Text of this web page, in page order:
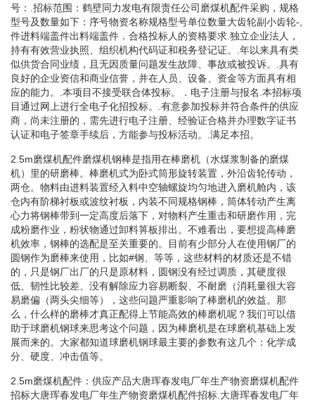
号：.招标范围：鹤壁同力发电有限责任公司磨煤机配件采购，规格
型号及数量如下：序号物资名称规格型号单位数量大齿轮副小齿轮-,
件进料端盖件出料端盖件．合格投标人的资格要求.独立企业法人，
持有有效营业执照、组织机构代码证和税务登记证。.年以来具有类
似供货合同业绩，且无因质量问题发生故障、事故或被投诉。.具有
良好的企业资信和商业信誉，并在人员、设备、资金等方面具有相
应的能力。.本项目不接受联合体投标。．电子注册与报名.本招标项
目通过网上进行全电子化招投标。.有意参加投标并符合条件的供应
商，尚未注册的，需先进行电子注册、经验证合格并办理数字证书
认证和电子签章手续后，方能参与投标活动。.满足本招。
2.5m磨煤机配件磨煤机钢棒是指用在棒磨机（水煤浆制备的磨煤
机）里的研磨棒。棒磨机式为卧式筒形旋转装置，外沿齿轮传动，
两仓。物料由进料装置经入料中空轴螺旋均匀地进入磨机舱内，该
仓内有阶梯衬板或波纹衬板，内装不同规格钢棒，筒体转动产生离
心力将钢棒带到一定高度后落下，对物料产生重击和研磨作用，完
成粉磨作业，粉状物通过卸料箅板排出。不难看出，要想提高棒磨
机效率，钢棒的选配是至关重要的。目前有少部分人在使用钢厂的
圆钢作为磨棒来使用，比如#钢、等等，这些材料的材质还是不错
的，只是钢厂出厂的只是原材料，圆钢没有经过调质，其硬度很
低、韧性比较差、没有解除应力容易断裂、不耐磨（消耗量很大容
易磨偏（两头尖细等），这些问题严重影响了棒磨机的效益。那
么，什么样的磨棒才真正配得上节能高效的棒磨机呢？我们可以借
助于球磨机钢球来思考这个问题，因为棒磨机是在球磨机基础上发
展而来的。大家都知道球磨机钢球最主要的参数有这几个：化学成
分、硬度、冲击值等。
2.5m磨煤机配件：供应产品大唐珲春发电厂年生产物资磨煤机配件
招标大唐珲春发电厂年生产物资磨煤机配件招标.大唐珲春发电厂年